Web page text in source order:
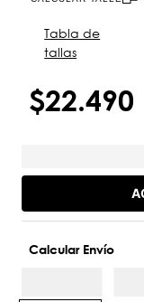
Tabla de
tallas
$22.490
Calcular Envío